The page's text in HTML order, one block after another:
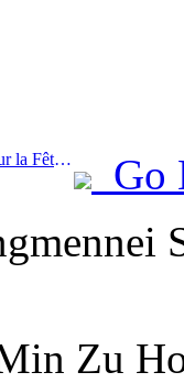
Prev:Les réservations de voyages pour la Fête du Printemps sont en plein essor ! 2,3 millions d'entreprises hôtelières pourraient connaître un bon départ
Go
Zu